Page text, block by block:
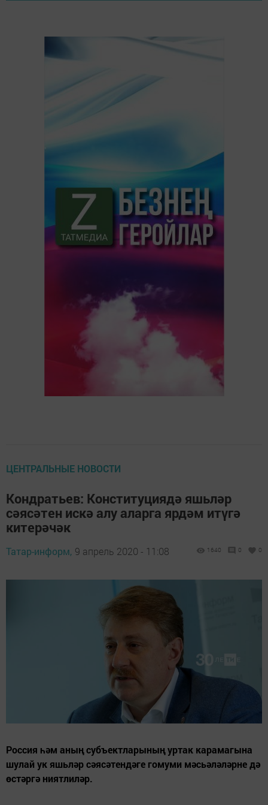
ЦЕНТРАЛЬНЫЕ НОВОСТИ
Кондратьев: Конституциядә яшьләр
сәясәтен искә алу аларга ярдәм итүгә
китерәчәк
Татар-информ, 9 апрель 2020 - 11:08 1640 0 0
Россия һәм аның субъектларының уртак карамагына
шулай ук яшьләр сәясәтендәге гомуми мәсьәләләрне дә
өстәргә ниятлиләр.